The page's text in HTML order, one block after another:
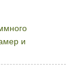
и